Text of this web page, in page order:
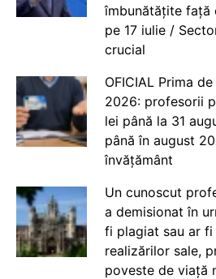
îmbunătățite față
pe 17 iulie /
crucial
OFICIAL Prima
2026: profesorii
lei până la 31
până în august
învățământ
Un cunoscut
a demisionat în
fi plagiat sau ar
realizărilor sale,
poveste de viață